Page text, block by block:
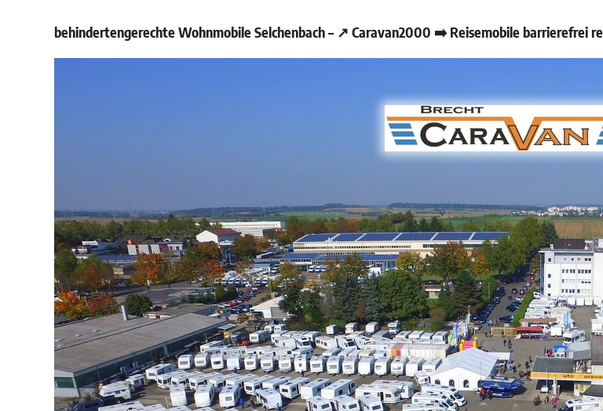
behindertengerechte Wohnmobile Selchenbach – ↗️ Caravan2000 ➡️ Reisemobile barrierefrei